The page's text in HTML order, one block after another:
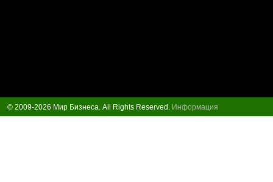
© 2009-2026 Мир Бизнеса. All Rights Reserved. Информация